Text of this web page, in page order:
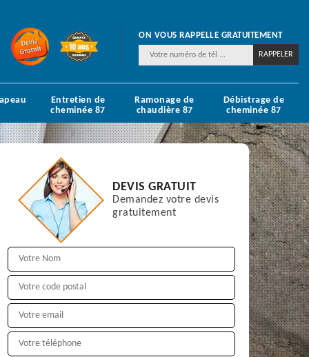
ON VOUS RAPPELLE GRATUITEMENT
Entretien de
cheminée 87
Ramonage de
chaudière 87
Débistrage de
cheminée 87
DEVIS GRATUIT
Demandez votre devis
gratuitement